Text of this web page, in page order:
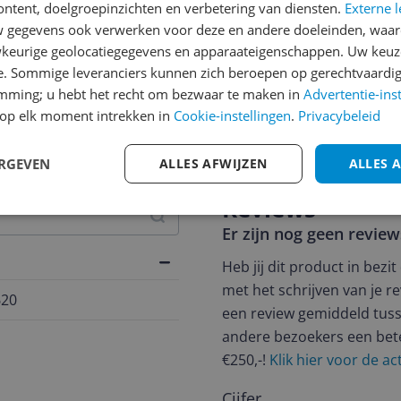
Reviews
Er zijn nog geen
Heb jij dit product in bezit
met het schrijven van je
een review gemiddeld
andere bezoekers een
€250,-! Klik hier voor de
doelgroepinzichten en verbetering van diensten. Externe
gegevens ook verwerken voor deze en andere doeleinden,
geolocatiegegevens en apparaateigenschappen. Uw
Sommige leveranciers kunnen zich beroepen op
u hebt het recht om bezwaar te maken in Advertentie-
elk moment intrekken in Cookie-instellingen. Privacybeleid
ALLES
ALLES AFWIJZEN